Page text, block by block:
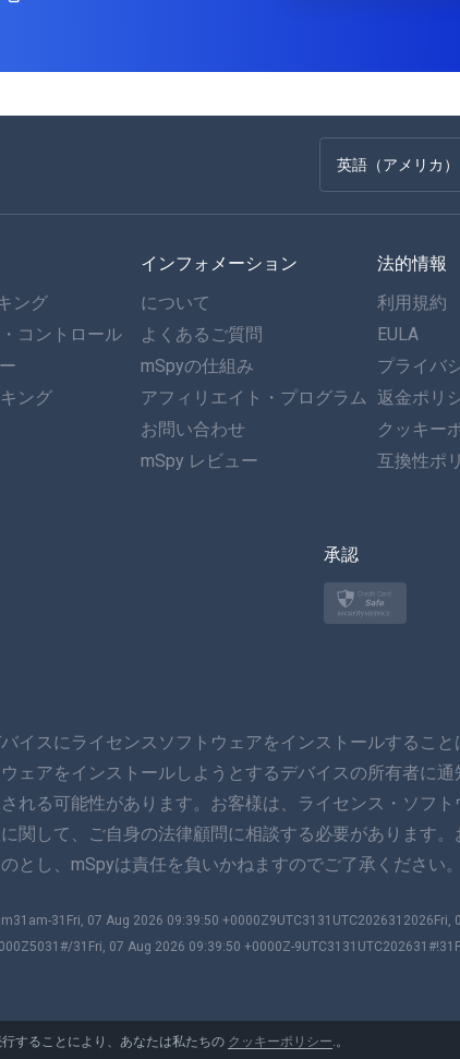
することにより、あなたは私たちの クッキーポリシー.。
英語（アメリカ）
フランセ
スペイン語
ポルトガル語
イタリア語
トルコ語
ノルスク
スヴェンスカ
ภาษาไทย
ダンスク
ング
コントロール
ング
インフォメーション
について
よくあるご質問
mSpyの仕組み
アフィリエイト・プログラム
お問い合わせ
mSpy レビュー
法的情報
利用規約
EULA
プライバ
返金ポリ
クッキー
互換性ポ
承認
イスにライセンスソフトウェアをインストールするこ
ェアをインストールしようとするデバイスの所有者に
れる可能性があります。お客様は、ライセンス・ソフ
関して、ご自身の法律顧問に相談する必要があります
とし、mSpyは責任を負いかねますのでご了承ください
31Fri, 07 Aug 2026 09:39:50 +0000Z9UTC3131UTC2026312026Fri,
31Fri, 07 Aug 2026 09:39:50 +0000Z-